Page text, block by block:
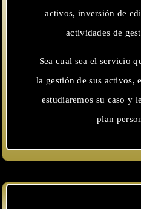
activos, inversión de
actividades de
Sea cual sea el servicio
la gestión de sus activos,
estudiaremos su caso y
plan